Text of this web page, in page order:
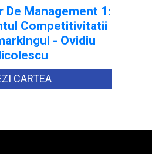
Management 1:
Competitivitatii
- Ovidiu
CARTEA